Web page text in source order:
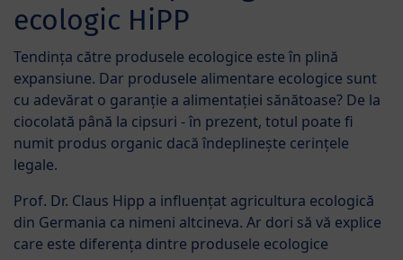
ecologic HiPP
Tendința către produsele ecologice este în plină
expansiune. Dar produsele alimentare ecologice sunt
cu adevărat o garanție a alimentației sănătoase? De la
ciocolată până la cipsuri - în prezent, totul poate fi
numit produs organic dacă îndeplinește cerințele
legale.
Prof. Dr. Claus Hipp a influențat agricultura ecologică
din Germania ca nimeni altcineva. Ar dori să vă explice
care este diferența dintre produsele ecologice